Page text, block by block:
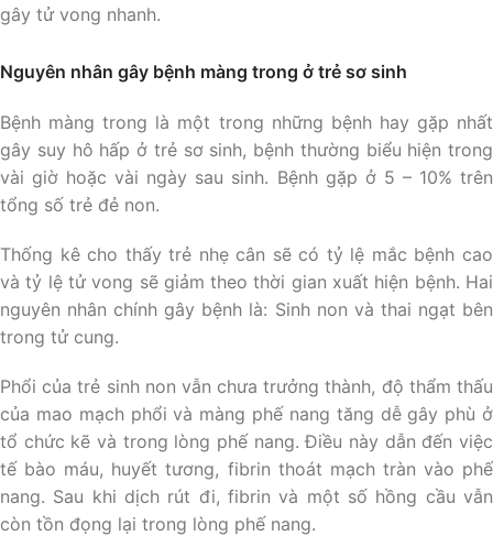
gây tử vong nhanh.
Nguyên nhân gây bệnh màng trong ở trẻ sơ sinh
Bệnh màng trong là một trong những bệnh hay gặp nhất
gây suy hô hấp ở trẻ sơ sinh, bệnh thường biểu hiện trong
vài giờ hoặc vài ngày sau sinh. Bệnh gặp ở 5 – 10% trên
tổng số trẻ đẻ non.
Thống kê cho thấy trẻ nhẹ cân sẽ có tỷ lệ mắc bệnh cao
và tỷ lệ tử vong sẽ giảm theo thời gian xuất hiện bệnh. Hai
nguyên nhân chính gây bệnh là: Sinh non và thai ngạt bên
trong tử cung.
Phổi của trẻ sinh non vẫn chưa trưởng thành, độ thẩm thấu
của mao mạch phổi và màng phế nang tăng dễ gây phù ở
tổ chức kẽ và trong lòng phế nang. Điều này dẫn đến việc
tế bào máu, huyết tương, fibrin thoát mạch tràn vào phế
nang. Sau khi dịch rút đi, fibrin và một số hồng cầu vẫn
còn tồn đọng lại trong lòng phế nang.